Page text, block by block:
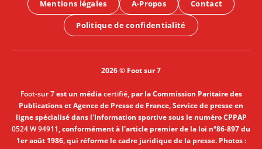
Mentions légales
A-Propos Contact
Politique de confidentialité
2026 © Foot sur 7
Foot-sur 7est un médiacertifié, par la Commission Paritaire des
Publications et Agence de Presse de France, Service de presse en
ligne spécialisé dans l'Information sportive sous le numéro CPPAP
0524 W 94911, conformément à l'article premier de la loi n°86-897 du
1er août 1986, qui réforme le cadre juridique de la presse. Photos :